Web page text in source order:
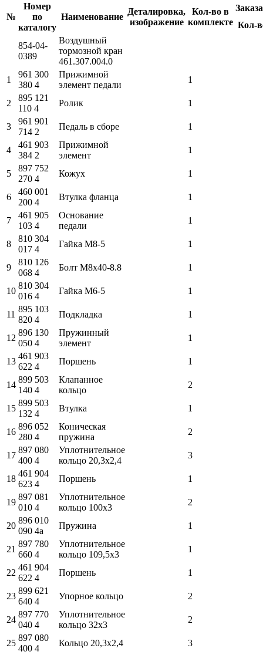
№
Номер
по
каталогу
Наименование
Деталировка,
изображение
Кол-во в
комплекте Кол-
854-04-
0389
Воздушный
тормозной кран
461.307.004.0
1
961 300
380 4
Прижимной
элемент педали
1
2
895 121
110 4
Ролик 1
3
961 901
714 2
Педаль в сборе 1
4
461 903
384 2
Прижимной
элемент
1
5
897 752
270 4
Кожух 1
6
460 001
200 4
Втулка фланца 1
7
461 905
103 4
Основание
педали
1
8
810 304
017 4
Гайка M8-5 1
9
810 126
068 4
Болт M8x40-8.8 1
10
810 304
016 4
Гайка M6-5 1
11
895 103
820 4
Подкладка 1
12
896 130
050 4
Пружинный
элемент
1
13
461 903
622 4
Поршень 1
14
899 503
140 4
Клапанное
кольцо
2
15
899 503
132 4
Втулка 1
16
896 052
280 4
Коническая
пружина
2
17
897 080
400 4
Уплотнительное
кольцо 20,3x2,4
3
18
461 904
623 4
Поршень 1
19
897 081
010 4
Уплотнительное
кольцо 100x3
2
20
896 010
090 4a
Пружина 1
21
897 780
660 4
Уплотнительное
кольцо 109,5x3
1
22
461 904
622 4
Поршень 1
23
899 621
640 4
Упорное кольцо 2
24
897 770
040 4
Уплотнительное
кольцо 32x3
2
25
897 080
400 4
Кольцо 20,3x2,4 3